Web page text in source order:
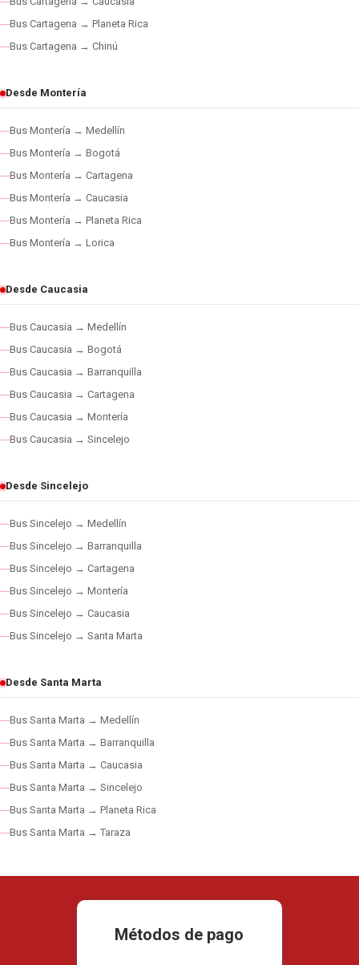
Bus Cartagena → Planeta Rica
Bus Cartagena → Chinú
Desde Montería
Bus Montería → Medellín
Bus Montería → Bogotá
Bus Montería → Cartagena
Bus Montería → Caucasia
Bus Montería → Planeta Rica
Bus Montería → Lorica
Desde Caucasia
Bus Caucasia → Medellín
Bus Caucasia → Bogotá
Bus Caucasia → Barranquilla
Bus Caucasia → Cartagena
Bus Caucasia → Montería
Bus Caucasia → Sincelejo
Desde Sincelejo
Bus Sincelejo → Medellín
Bus Sincelejo → Barranquilla
Bus Sincelejo → Cartagena
Bus Sincelejo → Montería
Bus Sincelejo → Caucasia
Bus Sincelejo → Santa Marta
Desde Santa Marta
Bus Santa Marta → Medellín
Bus Santa Marta → Barranquilla
Bus Santa Marta → Caucasia
Bus Santa Marta → Sincelejo
Bus Santa Marta → Planeta Rica
Bus Santa Marta → Taraza
Métodos de pago